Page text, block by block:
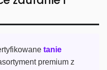
tanie
premium z